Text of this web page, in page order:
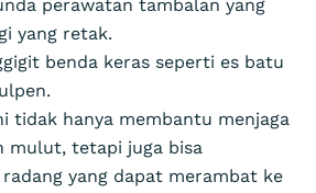
perawatan tambalan yang
yang retak.
benda keras seperti es batu
tidak hanya membantu menjaga
mulut, tetapi juga bisa
yang dapat merambat ke